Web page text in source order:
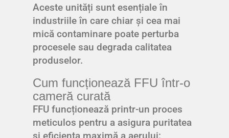
Aceste unități sunt esențiale în
industriile în care chiar și cea mai
mică contaminare poate perturba
procesele sau degrada calitatea
produselor.
Cum funcționează FFU într-o
cameră curată
FFU funcționează printr-un proces
meticulos pentru a asigura puritatea